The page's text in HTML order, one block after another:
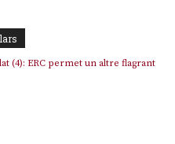
(4): ERC permet un altre flagrant